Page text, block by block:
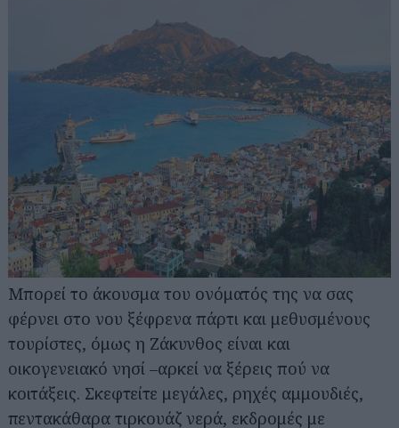
Μπορεί το άκουσμα του ονόματός της να σας
φέρνει στο νου ξέφρενα πάρτι και μεθυσμένους
τουρίστες, όμως η Ζάκυνθος είναι και
οικογενειακό νησί –αρκεί να ξέρεις πού να
κοιτάξεις. Σκεφτείτε μεγάλες, ρηχές αμμουδιές,
πεντακάθαρα τιρκουάζ νερά, εκδρομές με